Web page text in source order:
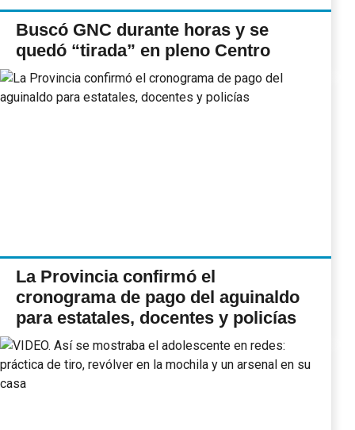
Buscó GNC durante horas y se
quedó “tirada” en pleno Centro
La Provincia confirmó el
cronograma de pago del aguinaldo
para estatales, docentes y policías